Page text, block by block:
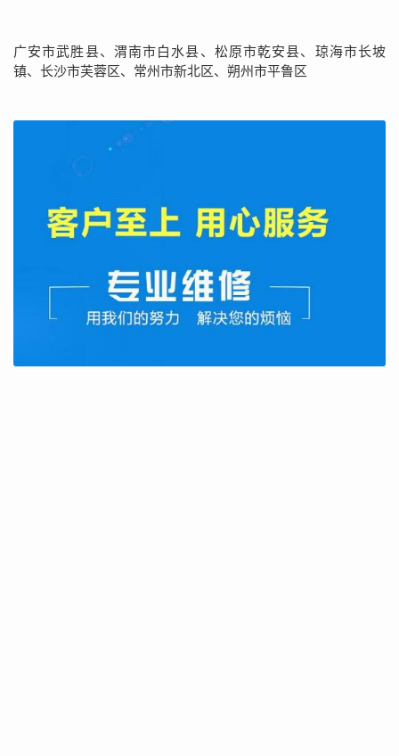
广安市武胜县、渭南市白水县、松原市乾安县、琼海市长坡
镇、长沙市芙蓉区、常州市新北区、朔州市平鲁区